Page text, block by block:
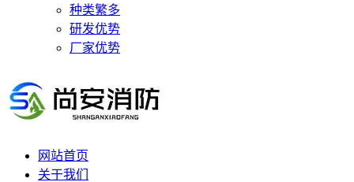
种类繁多
研发优势
厂家优势
网站首页
关于我们